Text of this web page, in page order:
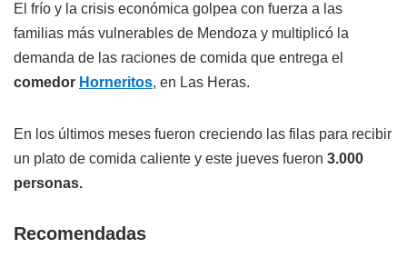
El frío y la crisis económica golpea con fuerza a las
familias más vulnerables de Mendoza y multiplicó la
demanda de las raciones de comida que entrega el
comedor Horneritos, en Las Heras.
En los últimos meses fueron creciendo las filas para recibir
un plato de comida caliente y este jueves fueron 3.000
personas.
Recomendadas